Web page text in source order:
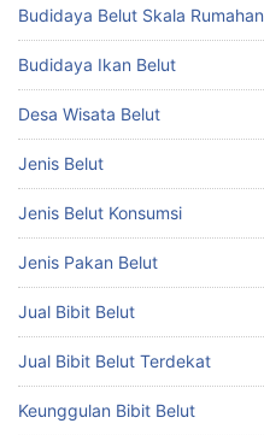
Budidaya Belut Skala Rumahan
Budidaya Ikan Belut
Desa Wisata Belut
Jenis Belut
Jenis Belut Konsumsi
Jenis Pakan Belut
Jual Bibit Belut
Jual Bibit Belut Terdekat
Keunggulan Bibit Belut